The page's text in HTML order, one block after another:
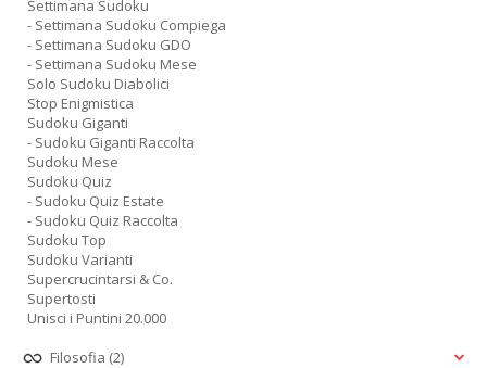
Settimana Sudoku
- Settimana Sudoku Compiega
- Settimana Sudoku GDO
- Settimana Sudoku Mese
Solo Sudoku Diabolici
Stop Enigmistica
Sudoku Giganti
- Sudoku Giganti Raccolta
Sudoku Mese
Sudoku Quiz
- Sudoku Quiz Estate
- Sudoku Quiz Raccolta
Sudoku Top
Sudoku Varianti
Supercrucintarsi & Co.
Supertosti
Unisci i Puntini 20.000
Filosofia (2)